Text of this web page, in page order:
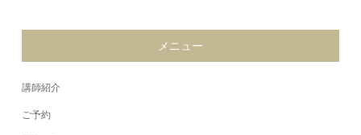
メニュー
講師紹介
ご予約